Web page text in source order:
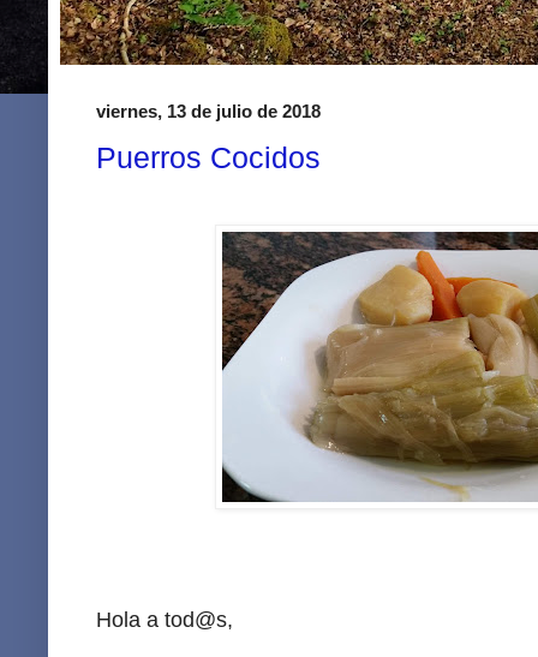
viernes, 13 de julio de 2018
Puerros Cocidos
Hola a tod@s,